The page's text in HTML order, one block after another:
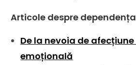
Articole despre
De la nevoia de
emoțională